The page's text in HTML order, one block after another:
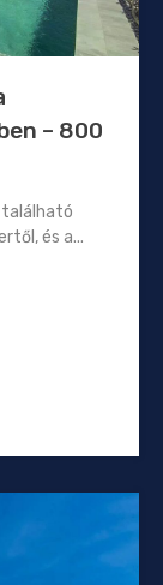
– 800
található
és a...